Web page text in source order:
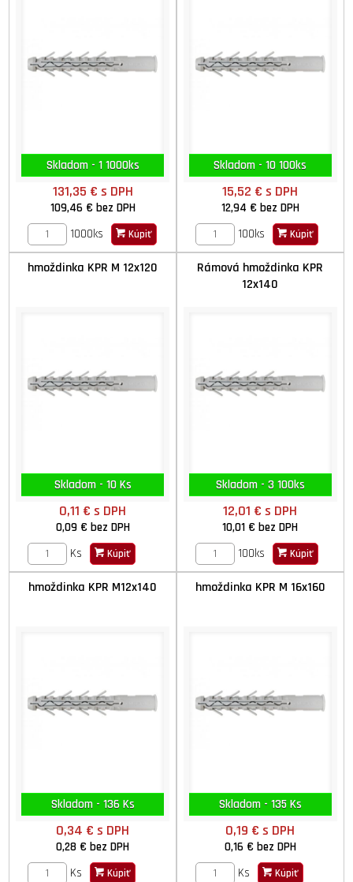
Skladom - 1 1000ks
131,35 € s DPH
109,46 € bez DPH
1000ks
Kúpiť
Skladom - 10 100ks
15,52 €s DPH
12,94 € bez DPH
100ks
Kúpiť
hmoždinka KPR M 12x120
Skladom - 10 Ks
0,11 €s DPH
0,09 € bez DPH
Ks
Kúpiť
Rámová hmoždinka KPR
12x140
Skladom - 3 100ks
12,01 €s DPH
10,01 €bez DPH
100ks
Kúpiť
hmoždinka KPR M12x140
Skladom - 136 Ks
0,34 €s DPH
0,28 €bez DPH
Ks
Kúpiť
hmoždinka KPR M 16x160
Skladom - 135 Ks
0,19 €s DPH
0,16 € bez DPH
Ks
Kúpiť